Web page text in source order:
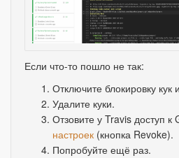
Если что-то пошло не так:
Отключите блокировку кук
Удалите куки.
Отзовите у Travis доступ к
настроек (кнопка Revoke).
Попробуйте ещё раз.